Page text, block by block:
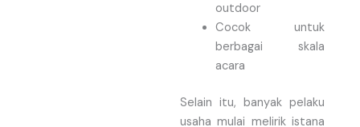
outdoor
Cocok untuk
berbagai skala
acara
Selain itu, banyak pelaku
usaha mulai melirik istana